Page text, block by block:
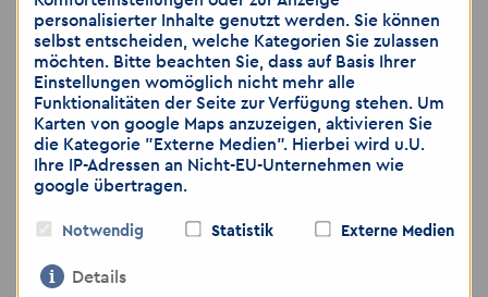
Wir freuen uns auf Ihre Bewerbung und darauf, Sie in ein
neues berufliches Abenteuer zu begleiten!
Hinweis:
Wir weisen darauf hin, dass die Übermittlung von
WhatsApp als unsicher eingestuft wird. Bitte achten
personalisierter Inhalte genutzt werden. Sie können
selbst entscheiden, welche Kategorien Sie zulassen
möchten. Bitte beachten Sie, dass auf Basis Ihrer
Einstellungen womöglich nicht mehr alle
Funktionalitäten der Seite zur Verfügung stehen. Um
Karten von google Maps anzuzeigen, aktivieren Sie
die Kategorie "Externe Medien". Hierbei wird u.U.
Ihre IP-Adressen an Nicht-EU-Unternehmen wie
google übertragen.
Notwendig Statistik Externe Medien
Details